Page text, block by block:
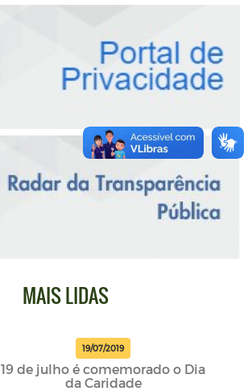
MAIS LIDAS
19/07/2019
19 de julho é comemorado o Dia
da Caridade